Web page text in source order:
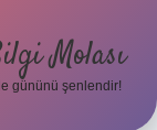
Molası
gününü şenlendir!